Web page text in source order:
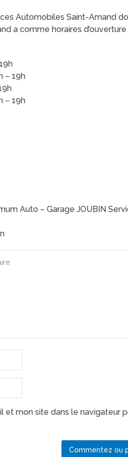
Automobiles Saint-Amand
a comme horaires d’ouverture
– 19h
– 19h
Auto – Garage JOUBIN
et mon site dans le navigateur